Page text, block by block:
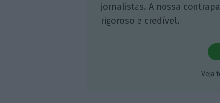
jornalistas. A nossa
rigoroso e credível.
Veja